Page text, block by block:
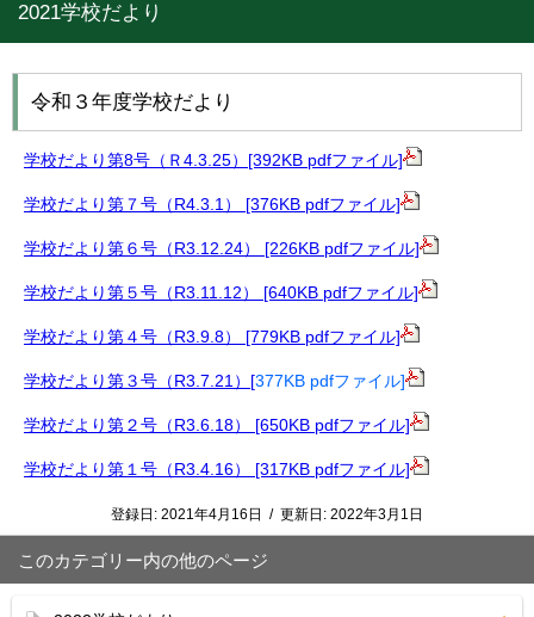
2021学校だより
令和３年度学校だより
学校だより第8号（Ｒ4.3.25）[392KB pdfファイル]
学校だより第７号（R4.3.1） [376KB pdfファイル]
学校だより第６号（R3.12.24） [226KB pdfファイル]
学校だより第５号（R3.11.12） [640KB pdfファイル]
学校だより第４号（R3.9.8） [779KB pdfファイル]
学校だより第３号（R3.7.21） [377KB pdfファイル]
学校だより第２号（R3.6.18） [650KB pdfファイル]
学校だより第１号（R3.4.16） [317KB pdfファイル]
登録日: 2021年4月16日 / 更新日: 2022年3月1日
このカテゴリー内の他のページ